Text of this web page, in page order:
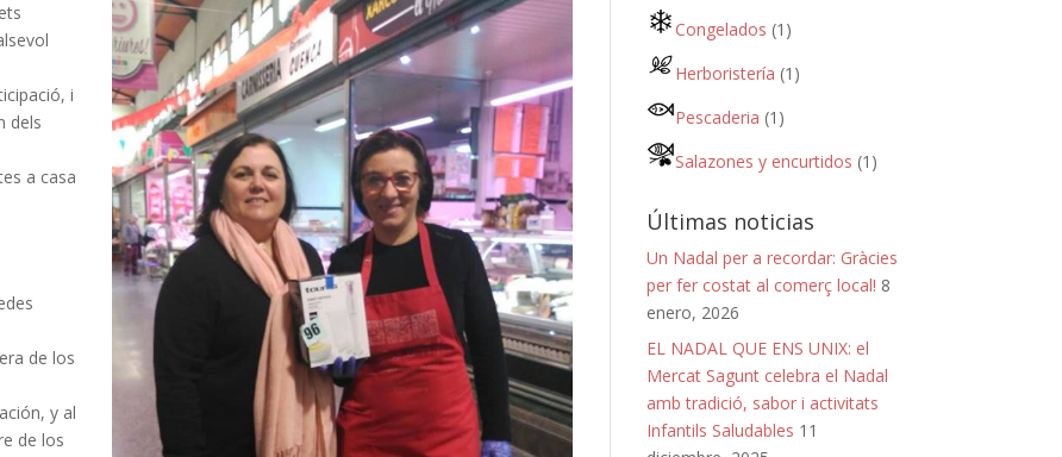
i
dels
a casa
de los
y al
de los
Congelados (1)
Herboristería (1)
Pescaderia (1)
Salazones y encurtidos (1)
Últimas noticias
Un Nadal per a recordar: Gràcies
per fer costat al comerç local! 8
enero, 2026
EL NADAL QUE ENS UNIX: el
Mercat Sagunt celebra el Nadal
amb tradició, sabor i activitats
Infantils Saludables 11